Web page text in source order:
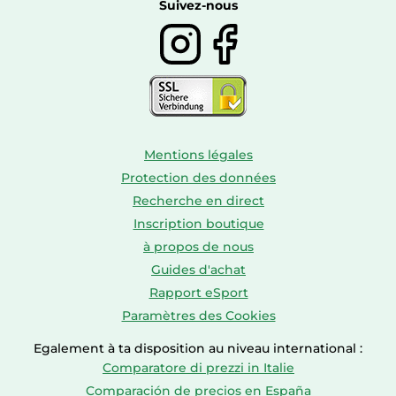
Suivez-nous
Mentions légales
Protection des données
Recherche en direct
Inscription boutique
à propos de nous
Guides d'achat
Rapport eSport
Paramètres des Cookies
Egalement à ta disposition au niveau international :
Comparatore di prezzi in Italie
Comparación de precios en España